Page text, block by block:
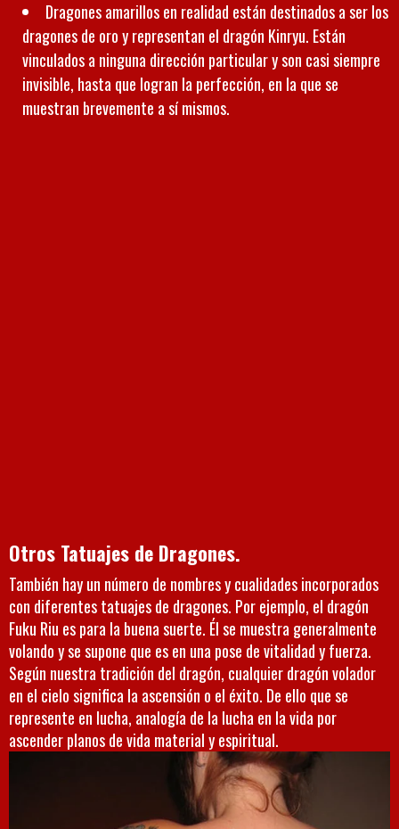
Dragones amarillos en realidad están destinados a ser los
dragones de oro y representan el dragón Kinryu. Están
vinculados a ninguna dirección particular y son casi siempre
invisible, hasta que logran la perfección, en la que se
muestran brevemente a sí mismos.
Otros Tatuajes de Dragones.
También hay un número de nombres y cualidades incorporados
con diferentes tatuajes de dragones. Por ejemplo, el dragón
Fuku Riu es para la buena suerte. Él se muestra generalmente
volando y se supone que es en una pose de vitalidad y fuerza.
Según nuestra tradición del dragón, cualquier dragón volador
en el cielo significa la ascensión o el éxito. De ello que se
represente en lucha, analogía de la lucha en la vida por
ascender planos de vida material y espiritual.